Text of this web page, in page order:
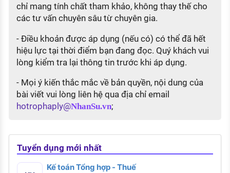
chỉ mang tính chất tham khảo, không thay thế cho
các tư vấn chuyên sâu từ chuyên gia.
- Điều khoản được áp dụng (nếu có) có thể đã hết
hiệu lực tại thời điểm bạn đang đọc. Quý khách vui
lòng kiểm tra lại thông tin trước khi áp dụng.
- Mọi ý kiến thắc mắc về bản quyền, nội dung của
bài viết vui lòng liên hệ qua địa chỉ email
hotrophaply@NhanSu.vn;
Tuyển dụng mới nhất
Kế toán Tổng hợp - Thuế